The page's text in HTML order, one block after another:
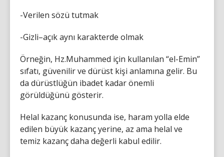
-Verilen sözü tutmak
-Gizli–açık aynı karakterde olmak
Örneğin, Hz.Muhammed için kullanılan “el-Emin”
sıfatı, güvenilir ve dürüst kişi anlamına gelir. Bu
da dürüstlüğün ibadet kadar önemli
görüldüğünü gösterir.
Helal kazanç konusunda ise, haram yolla elde
edilen büyük kazanç yerine, az ama helal ve
temiz kazanç daha değerli kabul edilir.